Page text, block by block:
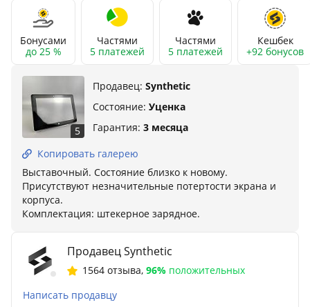
Бонусами
до 25 %
Частями
5 платежей
Частями
5 платежей
Кешбек
+92 бонусов
5
Продавец: Synthetic
Состояние: Уценка
Гарантия: 3 месяца
Копировать галерею
Выставочный. Состояние близко к новому.
Присутствуют незначительные потертости экрана и
корпуса.
Комплектация: штекерное зарядное.
Продавец Synthetic
1564 отзыва, 96% положительных
Написать продавцу